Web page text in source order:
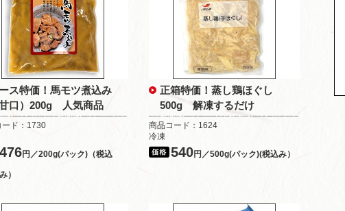
ス特価！馬モツ煮込み
甘口）200g 人気商品
ード：1730
476円／200g(パック)（税込
み）
正箱特価！蒸し鶏ほぐし
500g 解凍するだけ
商品コード：1624
冷凍
540円／500g(パック)(税込み）